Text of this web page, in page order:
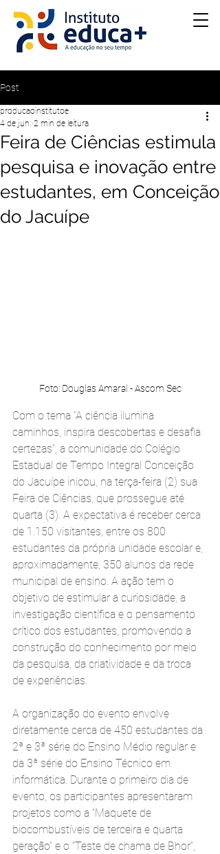
Post
Feira de Ciências estimula
pesquisa e inovação entre
estudantes, em Conceição
do Jacuípe
producaoinstitutoe
4 de jun. 2 min de leitura
Foto: Douglas Amaral - Ascom Sec
Com o tema “A ciência ilumina
caminhos, inspira descobertas e desafia
certezas”, a comunidade do Colégio
Estadual de Tempo Integral Conceição
do Jacuípe inicou, na terça-feira (2) sua
Feira de Ciências, que prossegue até
quarta (3). A expectativa é receber cerca
de 1.150 visitantes, entre os 800
estudantes da própria unidade escolar e,
aproximadamente, 350 alunos da rede
municipal de ensino. A ação tem o
objetivo de estimular a curiosidade, a
investigação científica e o pensamento
crítico dos estudantes, promovendo a
construção do conhecimento por meio
da pesquisa, da criatividade e da troca
de experiências.
A organização do evento envolve
diretamente cerca de 450 estudantes da
2ª e 3ª série do Ensino Médio regular e
da 3ª série do Ensino Técnico em
informática. Durante o primeiro dia de
evento, os participantes apresentaram
projetos como a “Maquete de
biocombustíveis de terceira e quarta
geração” e o “Teste de chama de Bhor”,